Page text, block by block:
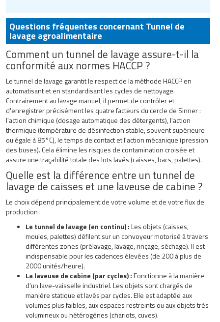
Questions fréquentes concernant Tunnel de
lavage agroalimentaire
Comment un tunnel de lavage assure-t-il la
conformité aux normes HACCP ?
Le tunnel de lavage garantit le respect de la méthode HACCP en
automatisant et en standardisant les cycles de nettoyage.
Contrairement au lavage manuel, il permet de contrôler et
d'enregistrer précisément les quatre facteurs du cercle de Sinner :
l'action chimique (dosage automatique des détergents), l'action
thermique (température de désinfection stable, souvent supérieure
ou égale à 85°C), le temps de contact et l'action mécanique (pression
des buses). Cela élimine les risques de contamination croisée et
assure une traçabilité totale des lots lavés (caisses, bacs, palettes).
Quelle est la différence entre un tunnel de
lavage de caisses et une laveuse de cabine ?
Le choix dépend principalement de votre volume et de votre flux de
production :
Le tunnel de lavage (en continu) :Les objets (caisses,
moules, palettes) défilent sur un convoyeur motorisé à travers
différentes zones (prélavage, lavage, rinçage, séchage). Il est
indispensable pour les cadences élevées (de 200 à plus de
2000 unités/heure).
La laveuse de cabine (par cycles) :Fonctionne à la manière
d'un lave-vaisselle industriel. Les objets sont chargés de
manière statique et lavés par cycles. Elle est adaptée aux
volumes plus faibles, aux espaces restreints ou aux objets très
volumineux ou hétérogènes (chariots, cuves).